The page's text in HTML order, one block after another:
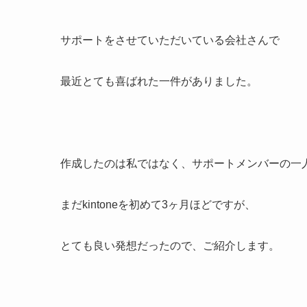
サポートをさせていただいている会社さんで
最近とても喜ばれた一件がありました。
作成したのは私ではなく、サポートメンバーの一
まだkintoneを初めて3ヶ月ほどですが、
とても良い発想だったので、ご紹介します。